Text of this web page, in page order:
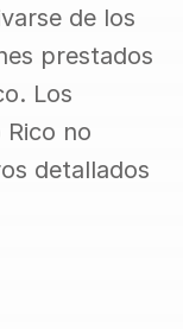
de los
prestados
Los
no
detallados